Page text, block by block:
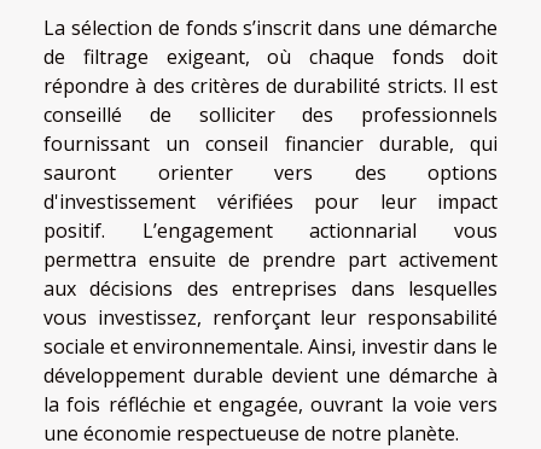
La sélection de fonds s’inscrit dans une démarche
de filtrage exigeant, où chaque fonds doit
répondre à des critères de durabilité stricts. Il est
conseillé de solliciter des professionnels
fournissant un conseil financier durable, qui
sauront orienter vers des options
d'investissement vérifiées pour leur impact
positif. L’engagement actionnarial vous
permettra ensuite de prendre part activement
aux décisions des entreprises dans lesquelles
vous investissez, renforçant leur responsabilité
sociale et environnementale. Ainsi, investir dans le
développement durable devient une démarche à
la fois réfléchie et engagée, ouvrant la voie vers
une économie respectueuse de notre planète.